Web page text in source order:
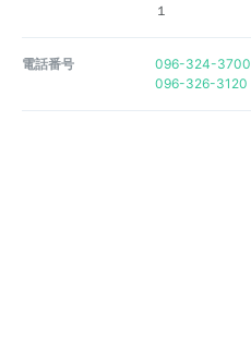
１
電話番号
096-324-3700
096-326-3120